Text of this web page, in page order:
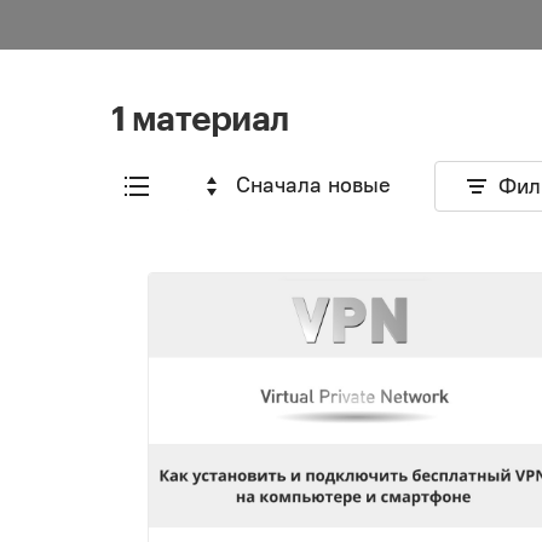
1 материал
Сначала новые